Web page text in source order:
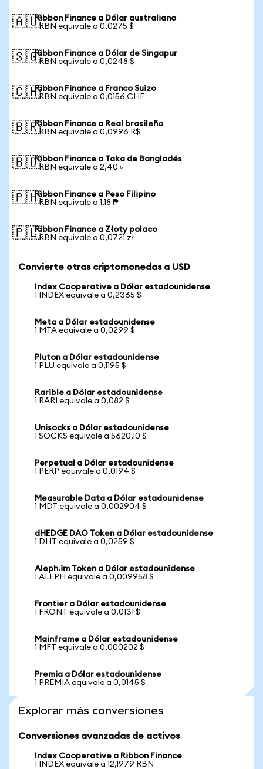
🇦🇺Ribbon Finance a Dólar australiano
1 RBN equivale a 0,0275 $
🇸🇬Ribbon Finance a Dólar de Singapur
1 RBN equivale a 0,0248 $
🇨🇭Ribbon Finance a Franco Suizo
1 RBN equivale a 0,0156 CHF
🇧🇷Ribbon Finance a Real brasileño
1 RBN equivale a 0,0996 R$
🇧🇩Ribbon Finance a Taka de Bangladés
1 RBN equivale a 2,40 ৳
🇵🇭Ribbon Finance a Peso Filipino
1 RBN equivale a 1,18 ₱
🇵🇱Ribbon Finance a Złoty polaco
1 RBN equivale a 0,0721 zł
Convierte otras criptomonedas a USD
Index Cooperative a Dólar estadounidense
1 INDEX equivale a 0,2365 $
Meta a Dólar estadounidense
1 MTA equivale a 0,0299 $
Pluton a Dólar estadounidense
1 PLU equivale a 0,1195 $
Rarible a Dólar estadounidense
1 RARI equivale a 0,082 $
Unisocks a Dólar estadounidense
1 SOCKS equivale a 5620,10 $
Perpetual a Dólar estadounidense
1 PERP equivale a 0,0194 $
Measurable Data a Dólar estadounidense
1 MDT equivale a 0,002904 $
dHEDGE DAO Token a Dólar estadounidense
1 DHT equivale a 0,0259 $
Aleph.im Token a Dólar estadounidense
1 ALEPH equivale a 0,009958 $
Frontier a Dólar estadounidense
1 FRONT equivale a 0,0131 $
Mainframe a Dólar estadounidense
1 MFT equivale a 0,000202 $
Premia a Dólar estadounidense
1 PREMIA equivale a 0,0145 $
Explorar más conversiones
Conversiones avanzadas de activos
Index Cooperative a Ribbon Finance
1 INDEX equivale a 12,1979 RBN